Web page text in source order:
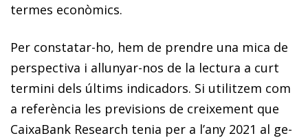
termes econòmics.
Per constatar-ho, hem de prendre una mica de
perspectiva i allunyar-nos de la lectura a curt
termini dels últims indicadors. Si utilitzem com
a referència les previsions de creixement que
CaixaBank Research tenia per a l’any 2021 al ge­­